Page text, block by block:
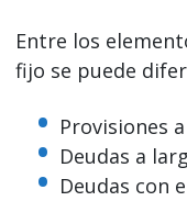
Entre los
fijo se puede
Provisiones
Deudas a
Deudas con